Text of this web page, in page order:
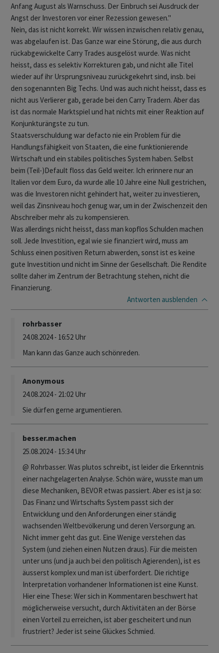
Anfang August als Warnschuss. Der Einbruch sei Ausdruck der
Angst der Investoren vor einer Rezession gewesen."
Nein, das ist nicht korrekt. Wir wissen inzwischen relativ genau,
was abgelaufen ist. Das Ganze war eine Störung, die aus durch
rückabgewickelte Carry Trades ausgelöst wurde. Was nicht
heisst, dass es selektiv Korrekturen gab, und nicht alle Titel
wieder auf ihr Ursprungsniveau zurückgekehrt sind, insb. bei
den sogenannten Big Techs. Und was auch nicht heisst, dass es
nicht aus Verlierer gab, gerade bei den Carry Tradern. Aber das
ist das normale Marktspiel und hat nichts mit einer Reaktion auf
Konjunkturängste zu tun.
Staatsverschuldung war defacto nie ein Problem für die
Handlungsfähigkeit von Staaten, die eine funktionierende
Wirtschaft und ein stabiles politisches System haben. Selbst
beim (Teil-)Default floss das Geld weiter. Ich erinnere nur an
Italien vor dem Euro, da wurde alle 10 Jahre eine Null gestrichen,
was die Investoren nicht gehindert hat, weiter zu investieren,
weil das Zinsniveau hoch genug war, um in der Zwischenzeit den
Abschreiber mehr als zu kompensieren.
Was allerdings nicht heisst, dass man kopflos Schulden machen
soll. Jede Investition, egal wie sie finanziert wird, muss am
Schluss einen positiven Return abwerden, sonst ist es keine
gute Investition und nicht im Sinne der Gesellschaft. Die Rendite
sollte daher im Zentrum der Betrachtung stehen, nicht die
Finanzierung.
Antworten ausblenden
rohrbasser
24.08.2024 - 16:52 Uhr
Man kann das Ganze auch schönreden.
Anonymous
24.08.2024 - 21:02 Uhr
Sie dürfen gerne argumentieren.
besser.machen
25.08.2024 - 15:34 Uhr
@ Rohrbasser. Was plutos schreibt, ist leider die Erkenntnis
einer nachgelagerten Analyse. Schön wäre, wusste man um
diese Mechaniken, BEVOR etwas passiert. Aber es ist ja so:
Das Finanz und Wirtschafts System passt sich der
Entwicklung und den Anforderungen einer ständig
wachsenden Weltbevölkerung und deren Versorgung an.
Nicht immer geht das gut. Eine Wenige verstehen das
System (und ziehen einen Nutzen draus). Für die meisten
unter uns (und ja auch bei den politisch Agierenden), ist es
äusserst komplex und man ist überfordert. Die richtige
Interpretation vorhandener Informationen ist eine Kunst.
Hier eine These: Wer sich in Kommentaren beschwert hat
möglicherweise versucht, durch Aktivitäten an der Börse
einen Vorteil zu erreichen, ist aber gescheitert und nun
frustriert? Jeder ist seine Glückes Schmied.